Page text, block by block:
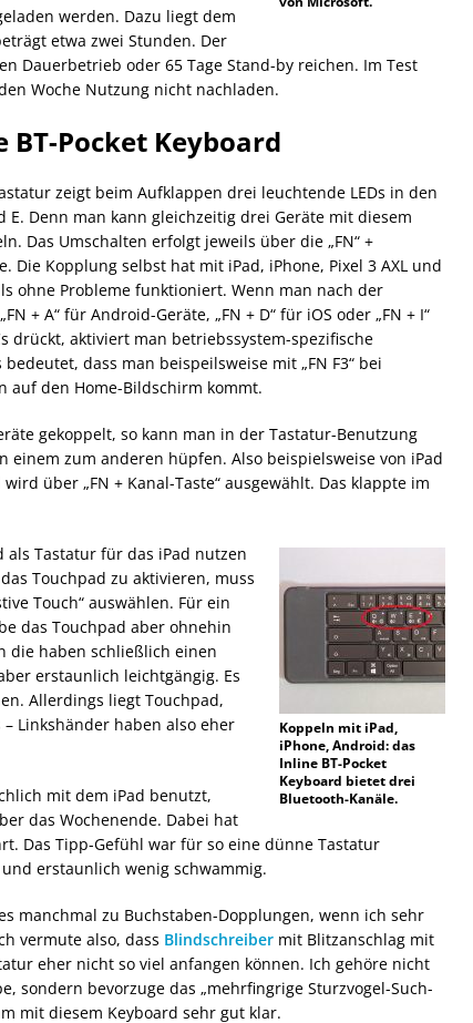
werden. Dazu liegt dem
etwa zwei Stunden. Der
Dauerbetrieb oder 65 Tage Stand-by reichen. Im Test
Woche Nutzung nicht nachladen.
Pocket Keyboard
zeigt beim Aufklappen drei leuchtende LEDs in den
E. Denn man kann gleichzeitig drei Geräte mit diesem
Das Umschalten erfolgt jeweils über die „FN“ +
Die Kopplung selbst hat mit iPad, iPhone, Pixel 3 AXL und
ohne Probleme funktioniert. Wenn man nach der
+ A“ für Android-Geräte, „FN + D“ für iOS oder „FN + I“
drückt, aktiviert man betriebssystem-spezifische
bedeutet, dass man beispeilsweise mit „FN F3“ bei
auf den Home-Bildschirm kommt.
gekoppelt, so kann man in der Tastatur-Benutzung
einem zum anderen hüpfen. Also beispielsweise von iPad
über „FN + Kanal-Taste“ ausgewählt. Das klappte im
Koppeln mit iPad,
iPhone, Android: das
Inline BT-Pocket
Keyboard bietet drei
Bluetooth-Kanäle.
als Tastatur für das iPad nutzen
Touchpad zu aktivieren, muss
Touch“ auswählen. Für ein
das Touchpad aber ohnehin
die haben schließlich einen
erstaunlich leichtgängig. Es
Allerdings liegt Touchpad,
Linkshänder haben also eher
mit dem iPad benutzt,
das Wochenende. Dabei hat
Das Tipp-Gefühl war für so eine dünne Tastatur
erstaunlich wenig schwammig.
manchmal zu Buchstaben-Dopplungen, wenn ich sehr
vermute also, dass Blindschreiber mit Blitzanschlag mit
eher nicht so viel anfangen können. Ich gehöre nicht
sondern bevorzuge das „mehrfingrige Sturzvogel-Such-
mit diesem Keyboard sehr gut klar.